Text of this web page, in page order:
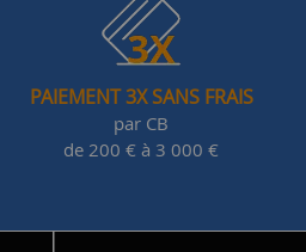
PAIEMENT 3X SANS FRAIS
par CB
de 200 € à 3 000 €